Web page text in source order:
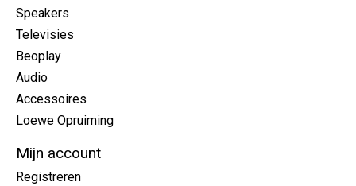
Speakers
Televisies
Beoplay
Audio
Accessoires
Loewe Opruiming
Mijn account
Registreren